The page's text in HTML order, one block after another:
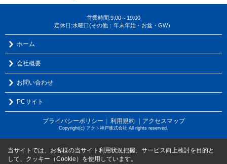
営業時間:9:00～19:00
定休日:水曜日(その他：年末年始・お盆・GW）
ホーム
会社概要
お問い合わせ
PCサイト
プライバシーポリシー 利用規約 ｜アクセスマップ
Copyright(c) アクト神戸株式会社 All rights reserved.
当サイトでは、お客様の当サイト利用状況把握、サービス向上検討を目的と
して、クッキー（Cookie）を使用しています。